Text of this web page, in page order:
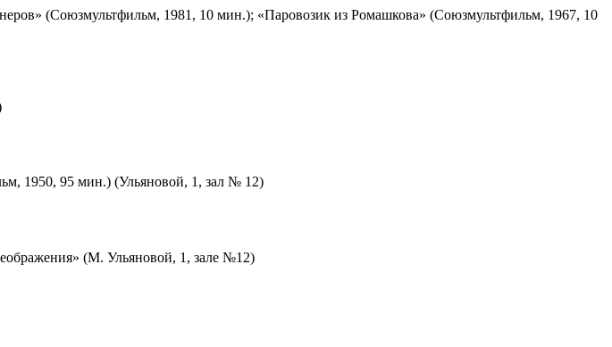
(Союзмультфильм, 1981, 10 мин.); «Паровозик из Ромашкова» (Союзмультфильм, 1967, 10
1950, 95 мин.) (Ульяновой, 1, зал № 12)
(М. Ульяновой, 1, зале №12)